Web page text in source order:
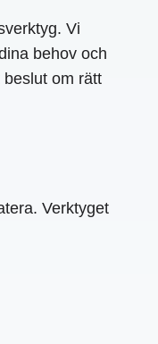
Vi
behov och
om rätt
Verktyget